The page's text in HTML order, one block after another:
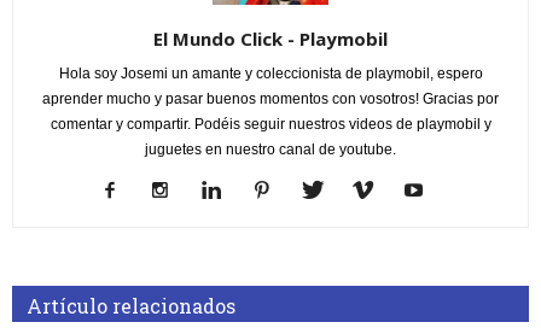
El Mundo Click - Playmobil
Hola soy Josemi un amante y coleccionista de playmobil, espero
aprender mucho y pasar buenos momentos con vosotros! Gracias por
comentar y compartir. Podéis seguir nuestros videos de playmobil y
juguetes en nuestro canal de youtube.
Artículo relacionados